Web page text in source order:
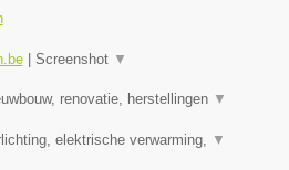
| Screenshot ▼
renovatie, herstellingen ▼
elektrische verwarming, ▼